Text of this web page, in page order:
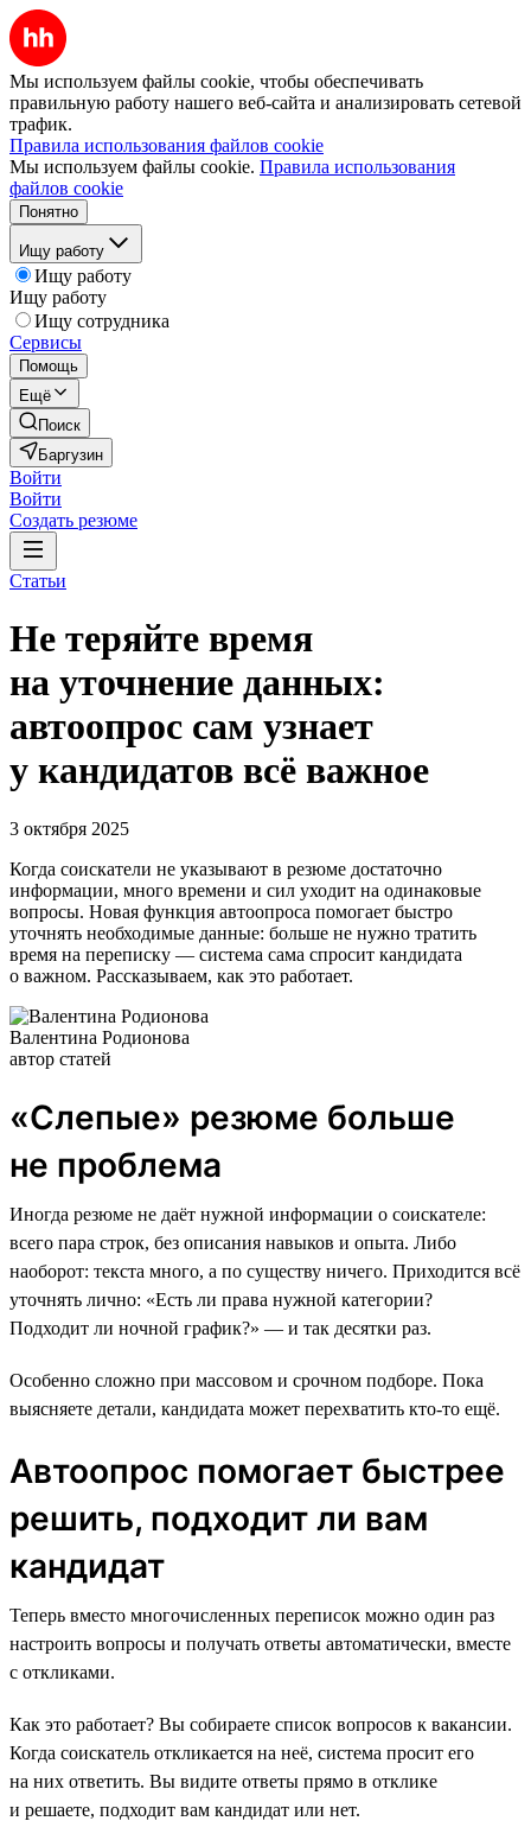
Мы используем файлы cookie, чтобы обеспечивать
правильную работу нашего веб-сайта и анализировать сетевой
трафик.
Правила использования файлов cookie
Мы используем файлы cookie. Правила использования
файлов cookie
Понятно
Ищу работу
Ищу работу
Ищу работу
Ищу сотрудника
Сервисы
Помощь
Ещё
Поиск
Баргузин
Войти
Войти
Создать резюме
Статьи
Не теряйте время
на уточнение данных:
автоопрос сам узнает
у кандидатов всё важное
3 октября 2025
Когда соискатели не указывают в резюме достаточно
информации, много времени и сил уходит на одинаковые
вопросы. Новая функция автоопроса помогает быстро
уточнять необходимые данные: больше не нужно тратить
время на переписку — система сама спросит кандидата
о важном. Рассказываем, как это работает.
Валентина Родионова
автор статей
«Слепые» резюме больше
не проблема
Иногда резюме не даёт нужной информации о соискателе:
всего пара строк, без описания навыков и опыта. Либо
наоборот: текста много, а по существу ничего. Приходится всё
уточнять лично: «Есть ли права нужной категории?
Подходит ли ночной график?» — и так десятки раз.
Особенно сложно при массовом и срочном подборе. Пока
выясняете детали, кандидата может перехватить кто-то ещё.
Автоопрос помогает быстрее
решить, подходит ли вам
кандидат
Теперь вместо многочисленных переписок можно один раз
настроить вопросы и получать ответы автоматически, вместе
с откликами.
Как это работает? Вы собираете список вопросов к вакансии.
Когда соискатель откликается на неё, система просит его
на них ответить. Вы видите ответы прямо в отклике
и решаете, подходит вам кандидат или нет.